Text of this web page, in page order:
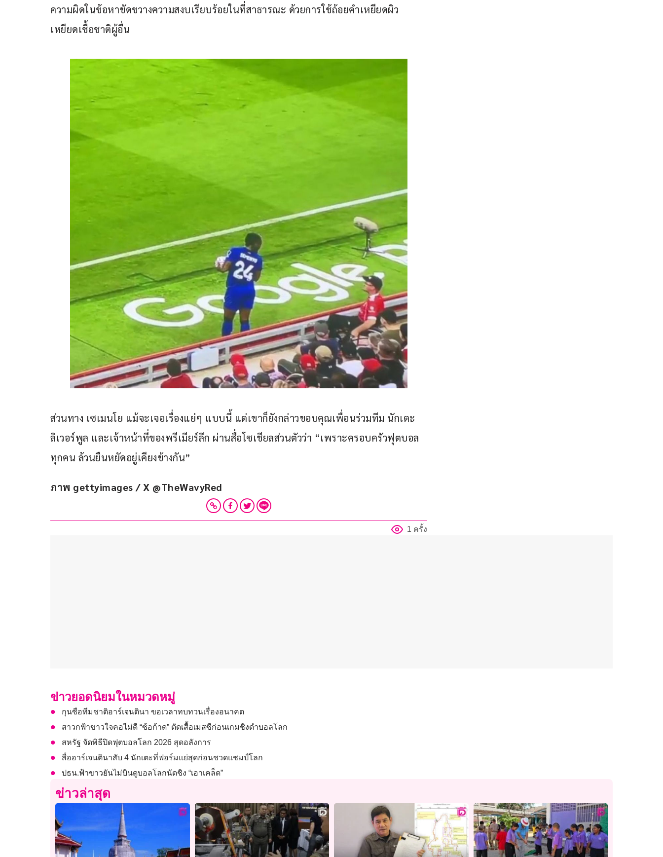
ความผิดในข้อหาขัดขวางความสงบเรียบร้อยในที่สาธารณะ ด้วยการใช้ถ้อยคำเหยียดผิว
เหยียดเชื้อชาติผู้อื่น
ส่วนทาง เซเมนโย แม้จะเจอเรื่องแย่ๆ แบบนี้ แต่เขาก็ยังกล่าวขอบคุณเพื่อนร่วมทีม นักเตะ
ลิเวอร์พูล และเจ้าหน้าที่ของพรีเมียร์ลีก ผ่านสื่อโซเชียลส่วนตัวว่า “เพราะครอบครัวฟุตบอล
ทุกคน ล้วนยืนหยัดอยู่เคียงข้างกัน”
ภาพ gettyimages / X @TheWavyRed
1 ครั้ง
ข่าวยอดนิยมในหมวดหมู่
กุนซือทีมชาติอาร์เจนตินา ขอเวลาทบทวนเรื่องอนาคต
สาวกฟ้าขาวใจคอไม่ดี “ซ้อก้าด” ตัดเสื้อเมสซีก่อนเกมชิงดำบอลโลก
สหรัฐ จัดพิธีปิดฟุตบอลโลก 2026 สุดอลังการ
สื่ออาร์เจนตินาสับ 4 นักเตะที่ฟอร์มแย่สุดก่อนชวดแชมป์โลก
ปธน.ฟ้าขาวยันไม่บินดูบอลโลกนัดชิง “เอาเคล็ด”
ข่าวล่าสุด